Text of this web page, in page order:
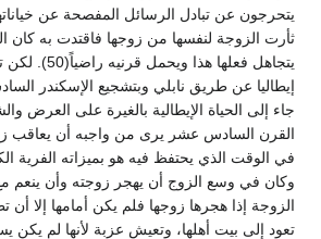
يتحرجون عن تبادل الرسائل المفصحة عن
ثأرت الزوجة لنفسها من زوجها فاقتدت به كان
يتجاهل فعلها
إيطاليا عن طريق نابلي وبتشجيع الإسكندر
جاء إلى الحياة الإيطالية بالغيرة على العرض
القرن السادس عشر يرى من واجبه أن يعاقب
في الوقت الذي يحتفظ فيه هو بميزاته الفرية
وكان في وسع الزوج أن يهجر زوجته وأن ينعم مع
الزوجة إذا هجرها زوجها فلم يكن أمامها إلا أن
تعود إلى بيت أهلها، وتعيش عزبة لأنها لم يكن